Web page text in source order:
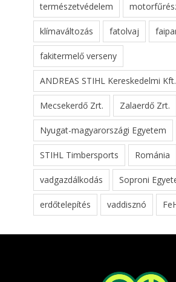
természetvédelem
klímaváltozás fatolvaj
fakitermelő verseny
ANDREAS STIHL Kereskedelmi Kft.
Mecsekerdő Zrt. Zalaerdő Zrt.
Nyugat-magyarországi Egyetem
STIHL Timbersports Románia
vadgazdálkodás Soproni
erdőtelepítés vaddisznó